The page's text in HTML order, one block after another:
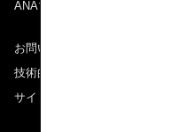
ANAマイレージクラブ
お問い合わせ
技術的なお問い合わせ（推奨環境）
サイトマップ